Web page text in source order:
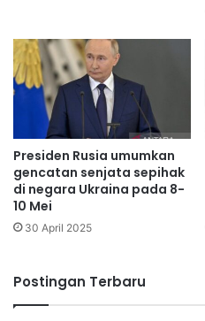
Presiden Rusia umumkan
gencatan senjata sepihak
di negara Ukraina pada 8-
10 Mei
30 April 2025
Postingan Terbaru